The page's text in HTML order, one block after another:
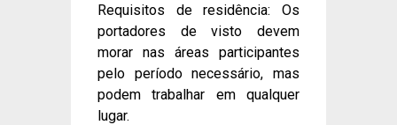
Requisitos de residência: Os
portadores de visto devem
morar nas áreas participantes
pelo período necessário, mas
podem trabalhar em qualquer
lugar.